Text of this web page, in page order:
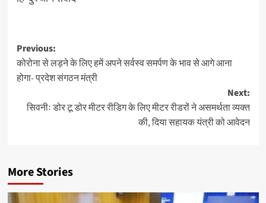
Post
navigation
Previous:
कोरोना से लड़ने के लिए हमें अपने सर्वस्व समर्पण के भाव से आगे आना
होगा- प्रदेश संगठन मंत्री
Next:
सिवनीः डोर टू डोर मीटर रीडिग के लिए मीटर रीडरों ने असमर्थता व्यक्त
की, दिया सहायक यंत्री को आवेदन
More Stories